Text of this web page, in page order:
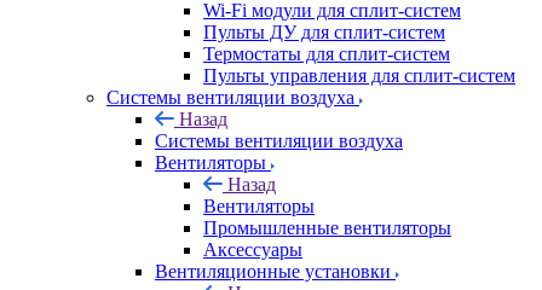
Wi-Fi модули для сплит-систем
Пульты ДУ для сплит-систем
Термостаты для сплит-систем
Пульты управления для сплит-систем
Системы вентиляции воздуха
Назад
Системы вентиляции воздуха
Вентиляторы
Назад
Вентиляторы
Промышленные вентиляторы
Аксессуары
Вентиляционные установки